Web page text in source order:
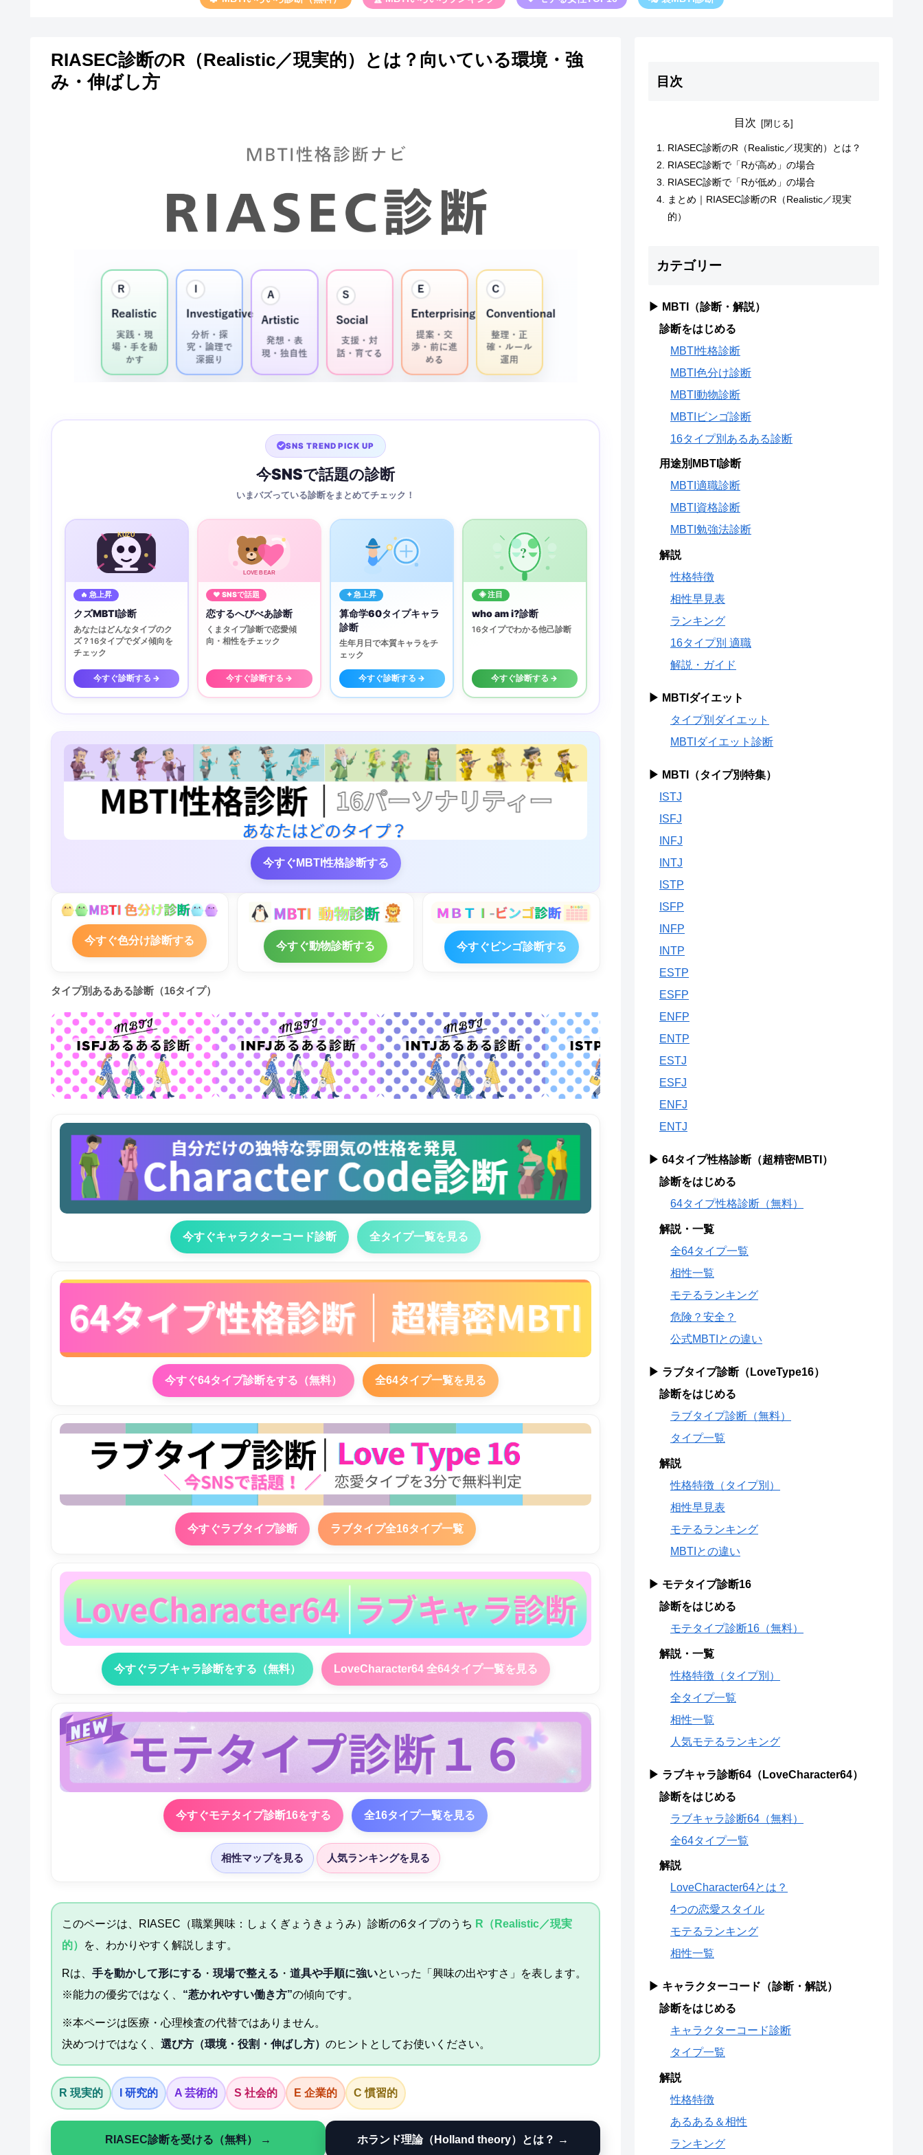
RIASEC診断のR（Realistic／現実的）とは？向いている環境・強
み・伸ばし方
SNS TREND PICK UP
今SNSで話題の診断
いまバズっている診断をまとめてチェック！
KUZU
🔥 急上昇
クズMBTI診断
あなたはどんなタイプのク
ズ？16タイプでダメ傾向を
チェック
今すぐ診断する →
LOVE BEAR
♥ SNSで話題
恋するへびべあ診断
くまタイプ診断で恋愛傾
向・相性をチェック
今すぐ診断する →
✦ 急上昇
算命学60タイプキャラ
診断
生年月日で本質キャラをチ
ェック
今すぐ診断する →
?
◈ 注目
who am i?診断
16タイプでわかる他己診断
今すぐ診断する →
今すぐMBTI性格診断する
今すぐ色分け診断する 今すぐ動物診断する 今すぐビンゴ診断する
タイプ別あるある診断（16タイプ）
今すぐキャラクターコード診断 全タイプ一覧を見る
今すぐ64タイプ診断をする（無料） 全64タイプ一覧を見る
今すぐラブタイプ診断 ラブタイプ全16タイプ一覧
今すぐラブキャラ診断をする（無料） LoveCharacter64 全64タイプ一覧を見る
今すぐモテタイプ診断16をする 全16タイプ一覧を見る
相性マップを見る 人気ランキングを見る
このページは、RIASEC（職業興味：しょくぎょうきょうみ）診断の6タイプのうち R（Realistic／現実
的）
を、わかりやすく解説します。
Rは、 手を動かして形にする ・ 現場で整える ・ 道具や手順に強いといった「興味の出やすさ」を表します。
※能力の優劣ではなく、 “惹かれやすい働き方”の傾向です。
※本ページは医療・心理検査の代替ではありません。
決めつけではなく、 選び方（環境・役割・伸ばし方） のヒントとしてお使いください。
R 現実的 I 研究的 A 芸術的 S 社会的 E 企業的 C 慣習的
RIASEC診断を受ける（無料） → ホランド理論（Holland theory）とは？ →
目次
目次
RIASEC診断のR（Realistic／現実的）とは？
RIASEC診断で「Rが高め」の場合
RIASEC診断で「Rが低め」の場合
まとめ｜RIASEC診断のR（Realistic／現実
的）
カテゴリー
▶ MBTI（診断・解説）
診断をはじめる
MBTI性格診断
MBTI色分け診断
MBTI動物診断
MBTIビンゴ診断
16タイプ別あるある診断
用途別MBTI診断
MBTI適職診断
MBTI資格診断
MBTI勉強法診断
解説
性格特徴
相性早見表
ランキング
16タイプ別 適職
解説・ガイド
▶ MBTIダイエット
タイプ別ダイエット
MBTIダイエット診断
▶ MBTI（タイプ別特集）
ISTJ
ISFJ
INFJ
INTJ
ISTP
ISFP
INFP
INTP
ESTP
ESFP
ENFP
ENTP
ESTJ
ESFJ
ENFJ
ENTJ
▶ 64タイプ性格診断（超精密MBTI）
診断をはじめる
64タイプ性格診断（無料）
解説・一覧
全64タイプ一覧
相性一覧
モテるランキング
危険？安全？
公式MBTIとの違い
▶ ラブタイプ診断（LoveType16）
診断をはじめる
ラブタイプ診断（無料）
タイプ一覧
解説
性格特徴（タイプ別）
相性早見表
モテるランキング
MBTIとの違い
▶ モテタイプ診断16
診断をはじめる
モテタイプ診断16（無料）
解説・一覧
性格特徴（タイプ別）
全タイプ一覧
相性一覧
人気モテるランキング
▶ ラブキャラ診断64（LoveCharacter64）
診断をはじめる
ラブキャラ診断64（無料）
全64タイプ一覧
解説
LoveCharacter64とは？
4つの恋愛スタイル
モテるランキング
相性一覧
▶ キャラクターコード（診断・解説）
診断をはじめる
キャラクターコード診断
タイプ一覧
解説
性格特徴
あるある＆相性
ランキング